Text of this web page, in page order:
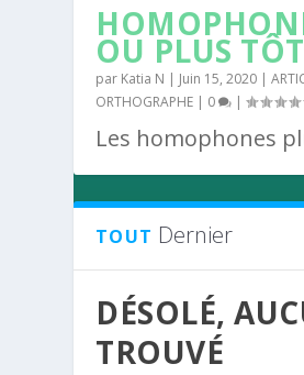
OU PLUS
par Katia N | Juin 15, 2020 |
ORTHOGRAPHE | 0 |
Les homophones
TOUT Dernier
DÉSOLÉ,
TROUVÉ